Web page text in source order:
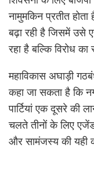
नामुमकिन प्रतीत
बढ़ा रही है जिसमें उसे
रहा है बल्कि विरोध
महाविकास अघाड़ी
कहा जा सकता है कि
पार्टियां एक दूसरे
चलते तीनों के लिए
और सामंजस्य की यही